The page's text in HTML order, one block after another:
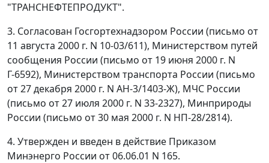
"ТРАНСНЕФТЕПРОДУКТ".
3. Согласован Госгортехнадзором России (письмо от
11 августа 2000 г. N 10-03/611), Министерством путей
сообщения России (письмо от 19 июня 2000 г. N
Г-6592), Министерством транспорта России (письмо
от 27 декабря 2000 г. N АН-3/1403-Ж), МЧС России
(письмо от 27 июля 2000 г. N 33-2327), Минприроды
России (письмо от 30 мая 2000 г. N НП-28/2814).
4. Утвержден и введен в действие Приказом
Минэнерго России от 06.06.01 N 165.